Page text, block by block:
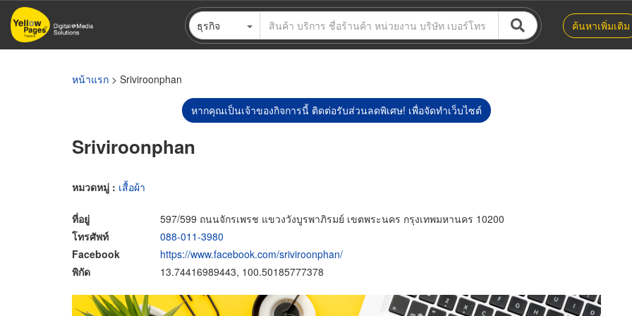
ข้าม
ไป
ธุรกิจ ค้นหาเพิ่มเติม
หน้าแรก > Sriviroonphan
หากคุณเป็นเจ้าของกิจการนี้ ติดต่อรับส่วนลดพิเศษ! เพื่อจัดทำเว็บไซต์
Sriviroonphan
หมวดหมู่ : เสื้อผ้า
ที่อยู่
597/599 ถนนจักรเพรช แขวงวังบูรพาภิรมย์ เขตพระนคร กรุงเทพมหานคร 10200
โทรศัพท์
088-011-3980
Facebook
https://www.facebook.com/sriviroonphan/
พิกัด
13.74416989443, 100.50185777378